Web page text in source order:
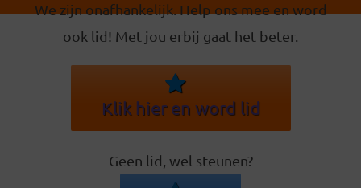
We zijn onafhankelijk. Help ons mee en word
ook lid! Met jou erbij gaat het beter.
Klik hier en word lid
Geen lid, wel steunen?